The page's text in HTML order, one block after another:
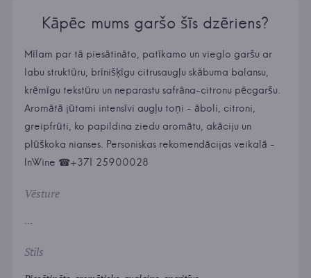
Kāpēc mums garšo šīs dzēriens?
Mīlam par tā piesātināto, patīkamo un vieglo garšu ar
labu struktūru, brīnišķīgu citrusaugļu skābuma balansu,
krēmīgu tekstūru un neparastu safrāna-citronu pēcgaršu.
Aromātā jūtami intensīvi augļu toņi - āboli, citroni,
greipfrūti, ko papildina ziedu aromātu, akāciju un
plūškoka nianses. Personiskas rekomendācijas veikalā -
InWine ☎+371 25900028
Vēsture
...
Stils